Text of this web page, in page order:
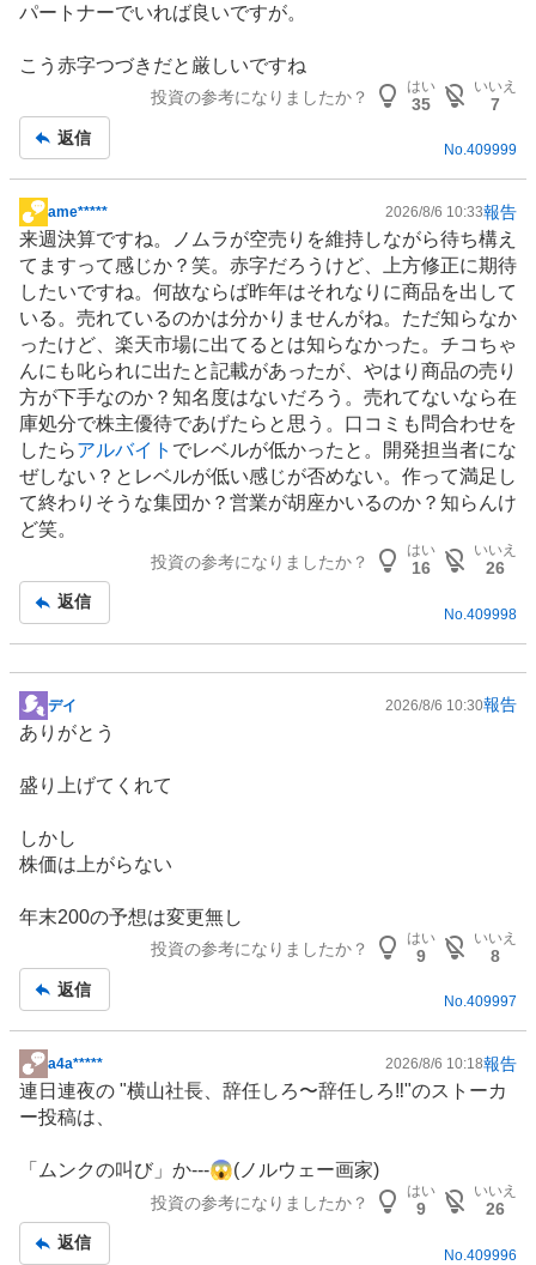
パートナーでいれば良いですが。
こう赤字つづきだと厳しいですね
投資の参考になりましたか？
はい
35
いいえ
7
返信
No.409999
掲
示
板
記
事
ame***** 2026/8/6 10:33報告
来週決算ですね。ノムラが空売りを維持しながら待ち構え
てますって感じか？笑。赤字だろうけど、上方修正に期待
したいですね。何故ならば昨年はそれなりに商品を出して
いる。売れているのかは分かりませんがね。ただ知らなか
ったけど、楽天市場に出てるとは知らなかった。チコちゃ
んにも叱られに出たと記載があったが、やはり商品の売り
方が下手なのか？知名度はないだろう。売れてないなら在
庫処分で株主優待であげたらと思う。口コミも問合わせを
したらアルバイト でレベルが低かったと。開発担当者にな
ぜしない？とレベルが低い感じが否めない。作って満足し
て終わりそうな集団か？営業が胡座かいるのか？知らんけ
ど笑。
投資の参考になりましたか？
はい
16
いいえ
26
返信
No. 409998
掲
示
記
デイ 2026/8/6 10:30報告
ありがとう
盛り上げてくれて
しかし
株価は上がらない
年末200の予想は変更無し
投資の参考になりましたか？
はい
9
いいえ
8
返信
No.409997
掲
示
a4a***** 2026/8/6 10:18報告
連日連夜の "横山社長、辞任しろ〜辞任しろ‼️"のストーカ
ー投稿は、
「ムンクの叫び」か---😱(ノルウェー画家)
投資の参考になりましたか？
はい
9
いいえ
26
返信
No. 409996